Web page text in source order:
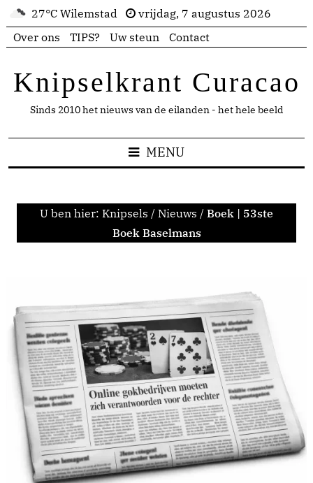
27°C Wilemstad
vrijdag, 7 augustus 2026
Over ons
TIPS? Uw steun Contact
Knipselkrant Curacao
Sinds 2010 het nieuws van de eilanden - het hele beeld
MENU
U ben hier: Knipsels / Nieuws / Boek | 53ste
Boek Baselmans